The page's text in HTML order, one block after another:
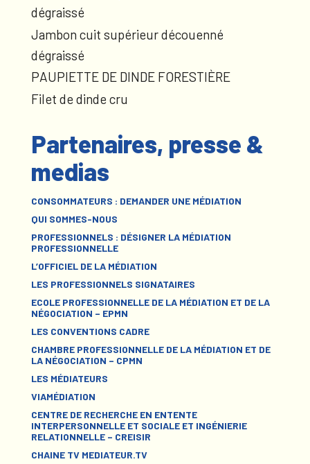
dégraissé
Jambon cuit supérieur découenné
dégraissé
PAUPIETTE DE DINDE FORESTIÈRE
Filet de dinde cru
Partenaires, presse &
medias
CONSOMMATEURS : DEMANDER UNE MÉDIATION
QUI SOMMES-NOUS
PROFESSIONNELS : DÉSIGNER LA MÉDIATION
PROFESSIONNELLE
L’OFFICIEL DE LA MÉDIATION
LES PROFESSIONNELS SIGNATAIRES
ECOLE PROFESSIONNELLE DE LA MÉDIATION ET DE LA
NÉGOCIATION – EPMN
LES CONVENTIONS CADRE
CHAMBRE PROFESSIONNELLE DE LA MÉDIATION ET DE
LA NÉGOCIATION – CPMN
LES MÉDIATEURS
VIAMÉDIATION
CENTRE DE RECHERCHE EN ENTENTE
INTERPERSONNELLE ET SOCIALE ET INGÉNIERIE
RELATIONNELLE – CREISIR
CHAINE TV MEDIATEUR.TV